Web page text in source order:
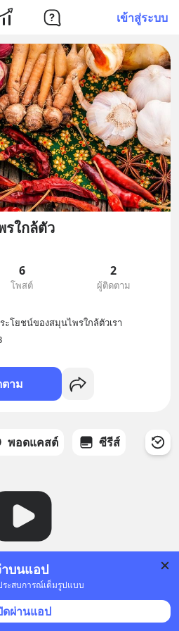
เข้าสู่ระบบ
บนแอป
ระสบการณ์เต็มรูปแบบ
ดผ่านแอป
รใกล้ตัว
6
โพสต์
2
ผู้ติดตาม
โยชน์ของสมุนไพรใกล้ตัวเรา
าม
พอดแคสต์ ซีรีส์
ไม่มีวิดีโอ